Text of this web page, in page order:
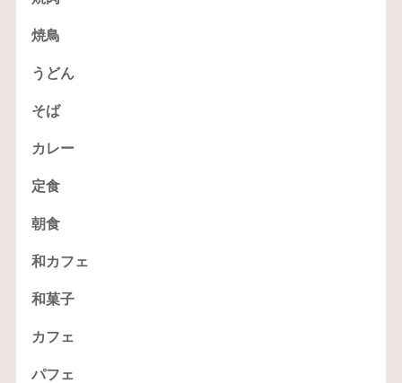
焼鳥
うどん
そば
カレー
定食
朝食
和カフェ
和菓子
カフェ
パフェ